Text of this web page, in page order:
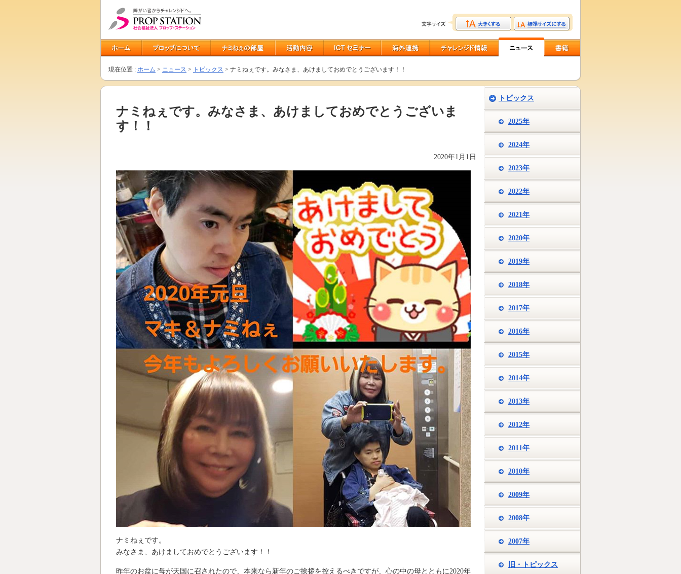
現在位置 : ホーム > ニュース > トピックス > ナミねぇです。みなさま、あけましておめでとうございます！！
トピックス
2025年
2024年
2023年
2022年
2021年
2020年
2019年
2018年
2017年
2016年
2015年
2014年
2013年
2012年
2011年
2010年
2009年
2008年
2007年
旧・トピックス
ナミねぇです。みなさま、あけましておめでとうございま
す！！
2020年1月1日
ナミねぇです。
みなさま、あけましておめでとうございます！！
昨年のお盆に母が天国に召されたので、本来なら新年のご挨拶を控えるべきですが、心の中の母とともに2020年